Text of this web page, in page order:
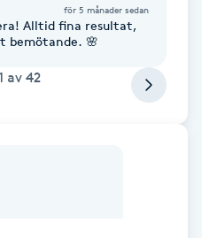
för 5 månader sedan
Alltid fina resultat,
bemötande. 🌸
av 42